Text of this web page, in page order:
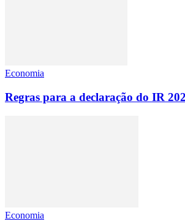
Economia
Regras para a declaração do IR
Economia